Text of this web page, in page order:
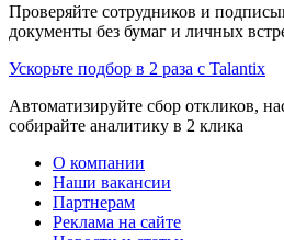
Проверяйте сотрудников и
документы без бумаг и личных
Ускорьте подбор в 2 раза с Talantix
Автоматизируйте сбор откликов,
собирайте аналитику в 2 клика
О компании
Наши вакансии
Партнерам
Реклама на сайте